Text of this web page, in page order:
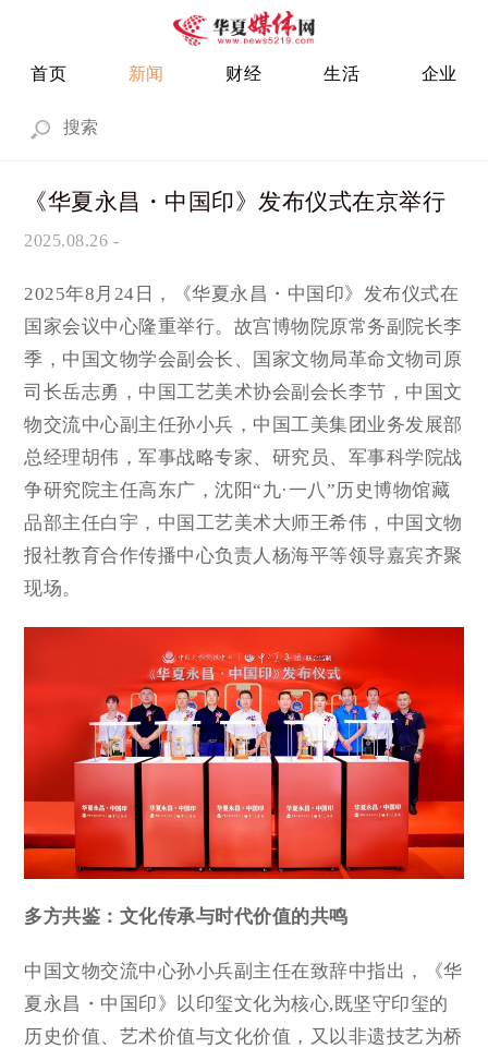
首页 新闻 财经 生活 企业
《华夏永昌・中国印》发布仪式在京举行
2025.08.26 -
2025年8月24日，《华夏永昌・中国印》发布仪式在
国家会议中心隆重举行。故宫博物院原常务副院长李
季，中国文物学会副会长、国家文物局革命文物司原
司长岳志勇，中国工艺美术协会副会长李节，中国文
物交流中心副主任孙小兵，中国工美集团业务发展部
总经理胡伟，军事战略专家、研究员、军事科学院战
争研究院主任高东广，沈阳“九·一八”历史博物馆藏
品部主任白宇，中国工艺美术大师王希伟，中国文物
报社教育合作传播中心负责人杨海平等领导嘉宾齐聚
现场。
多方共鉴：文化传承与时代价值的共鸣
中国文物交流中心孙小兵副主任在致辞中指出，《华
夏永昌・中国印》以印玺文化为核心,既坚守印玺的
历史价值、艺术价值与文化价值，又以非遗技艺为桥